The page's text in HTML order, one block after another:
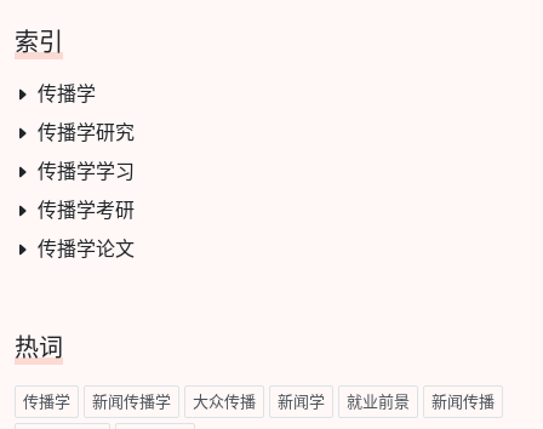
索引
传播学
传播学研究
传播学学习
传播学考研
传播学论文
热词
传播学 新闻传播学 大众传播 新闻学 就业前景 新闻传播